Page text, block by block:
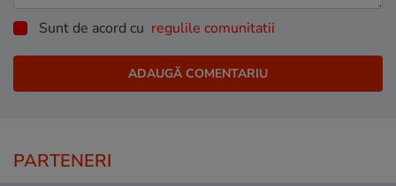
Sunt de acord cu regulile comunitatii
PARTENERI